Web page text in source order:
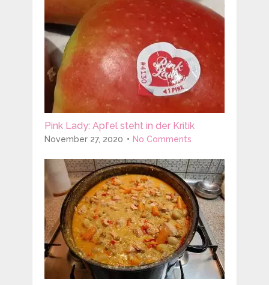
Pink Lady: Apfel steht in der Kritik
November 27, 2020 No Comments